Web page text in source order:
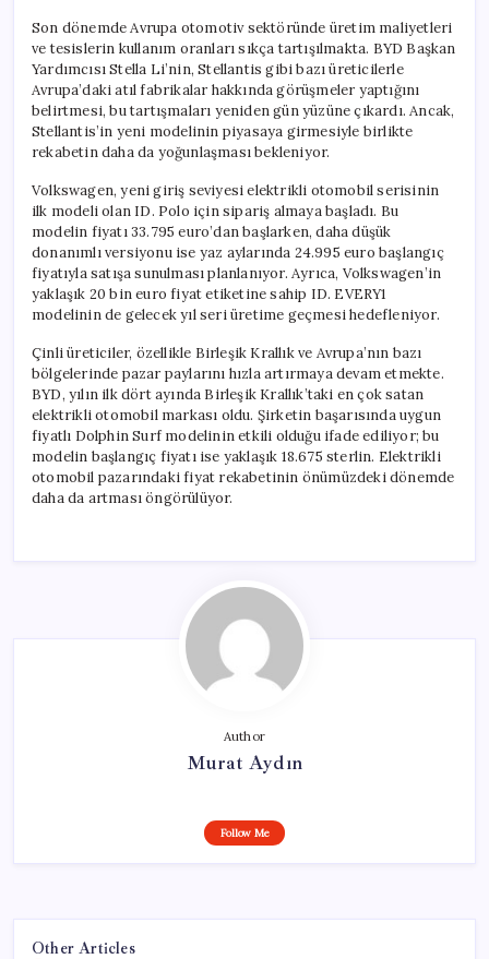
Son dönemde Avrupa otomotiv sektöründe üretim maliyetleri
ve tesislerin kullanım oranları sıkça tartışılmakta. BYD Başkan
Yardımcısı Stella Li’nin, Stellantis gibi bazı üreticilerle
Avrupa’daki atıl fabrikalar hakkında görüşmeler yaptığını
belirtmesi, bu tartışmaları yeniden gün yüzüne çıkardı. Ancak,
Stellantis’in yeni modelinin piyasaya girmesiyle birlikte
rekabetin daha da yoğunlaşması bekleniyor.
Volkswagen, yeni giriş seviyesi elektrikli otomobil serisinin
ilk modeli olan ID. Polo için sipariş almaya başladı. Bu
modelin fiyatı 33.795 euro’dan başlarken, daha düşük
donanımlı versiyonu ise yaz aylarında 24.995 euro başlangıç
fiyatıyla satışa sunulması planlanıyor. Ayrıca, Volkswagen’in
yaklaşık 20 bin euro fiyat etiketine sahip ID. EVERY1
modelinin de gelecek yıl seri üretime geçmesi hedefleniyor.
Çinli üreticiler, özellikle Birleşik Krallık ve Avrupa’nın bazı
bölgelerinde pazar paylarını hızla artırmaya devam etmekte.
BYD, yılın ilk dört ayında Birleşik Krallık’taki en çok satan
elektrikli otomobil markası oldu. Şirketin başarısında uygun
fiyatlı Dolphin Surf modelinin etkili olduğu ifade ediliyor; bu
modelin başlangıç fiyatı ise yaklaşık 18.675 sterlin. Elektrikli
otomobil pazarındaki fiyat rekabetinin önümüzdeki dönemde
daha da artması öngörülüyor.
Author
Murat Aydın
Follow Me
Other Articles